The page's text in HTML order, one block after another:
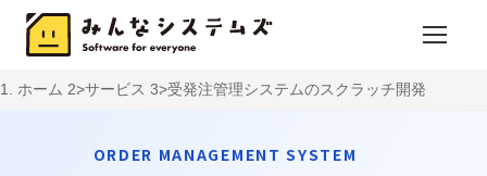
ホーム サービス 受発注管理システムのスクラッチ開発
ORDER MANAGEMENT SYSTEM